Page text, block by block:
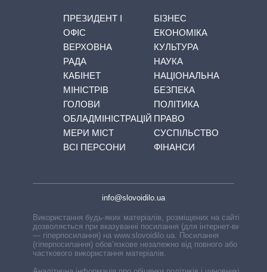
ПРЕЗИДЕНТ І
ОФІС
ВЕРХОВНА
РАДА
КАБІНЕТ
МІНІСТРІВ
ГОЛОВИ
ОБЛАДМІНІСТРАЦІЙ
МЕРИ МІСТ
ВСІ ПЕРСОНИ
БІЗНЕС
ЕКОНОМІКА
КУЛЬТУРА
НАУКА
НАЦІОНАЛЬНА
БЕЗПЕКА
ПОЛІТИКА
ПРАВО
СУСПІЛЬСТВО
ФІНАНСИ
info@slovoidilo.ua
Використання будь-яких матеріалів, розміщених на сайті,
дозволяється при вказуванні посилання (для інтернет-видань
— гіперпосилання) на www.slovoidilo.ua. Посилання
(гіперпосилання) обов’язкове незалежно від повного або
часткового використання матеріалів.